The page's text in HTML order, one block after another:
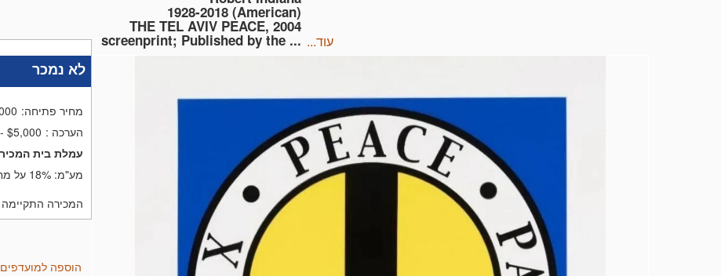
1928-2018 (American)
THE TEL AVIV PEACE, 2004
screenprint; Published by the ... עוד...
לא נמכר
מחיר פתיחה:
הערכה :
$5,000
עמלת בית
מע"מ: 18% על
המכירה התקיימה בתאריך
הוספה למועדפים